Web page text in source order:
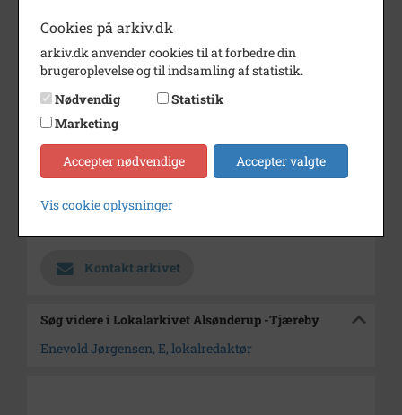
års
fødselsdag.Ølstykkeredaktionen.
Årstal
Dateringsnote
5/10 1976
Fotograf
Jørgen Rubæk Hansen
Arkiv
Kontakt arkivet
Søg videre i Lokalarkivet Alsønderup -Tjæreby
Enevold Jørgensen, E,.lokalredaktør
Cookies på arkiv.dk
arkiv.dk anvender cookies til at forbedre din
brugeroplevelse og til indsamling af statistik.
Nødvendig
Statistik
Marketing
Accepter nødvendige Accepter valgte
Vis cookie oplysninger